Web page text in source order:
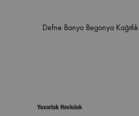
Defne Banyo Begonya Kağıtlık